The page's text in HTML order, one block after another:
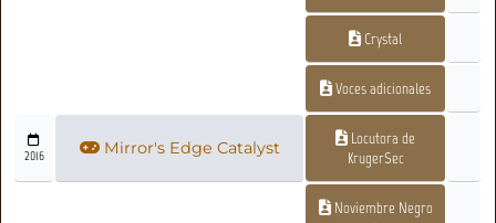
Crystal
Voces adicionales
2016 Mirror's Edge Catalyst
Locutora de
KrugerSec
Noviembre Negro